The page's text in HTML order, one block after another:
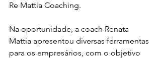
Re Mattia Coaching.
Na oportunidade, a coach Renata
Mattia apresentou diversas ferramentas
para os empresários, com o objetivo